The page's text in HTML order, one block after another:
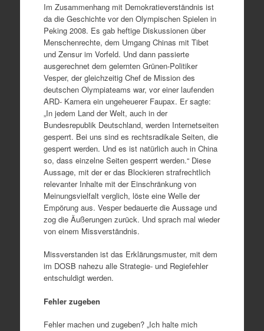
Im Zusammenhang mit Demokratieverständnis ist
da die Geschichte vor den Olympischen Spielen in
Peking 2008. Es gab heftige Diskussionen über
Menschenrechte, dem Umgang Chinas mit Tibet
und Zensur im Vorfeld. Und dann passierte
ausgerechnet dem gelernten Grünen-Politiker
Vesper, der gleichzeitig Chef de Mission des
deutschen Olympiateams war, vor einer laufenden
ARD- Kamera ein ungeheuerer Faupax. Er sagte:
„In jedem Land der Welt, auch in der
Bundesrepublik Deutschland, werden Internetseiten
gesperrt. Bei uns sind es rechtsradikale Seiten, die
gesperrt werden. Und es ist natürlich auch in China
so, dass einzelne Seiten gesperrt werden.“ Diese
Aussage, mit der er das Blockieren strafrechtlich
relevanter Inhalte mit der Einschränkung von
Meinungsvielfalt verglich, löste eine Welle der
Empörung aus. Vesper bedauerte die Aussage und
zog die Äußerungen zurück. Und sprach mal wieder
von einem Missverständnis.
Missverstanden ist das Erklärungsmuster, mit dem
im DOSB nahezu alle Strategie- und Regiefehler
entschuldigt werden.
Fehler zugeben
Fehler machen und zugeben? „Ich halte mich